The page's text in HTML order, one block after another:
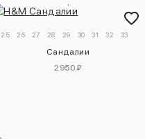
25 26 27 28 29 30 31 32 33
Сандалии
2950 ₽